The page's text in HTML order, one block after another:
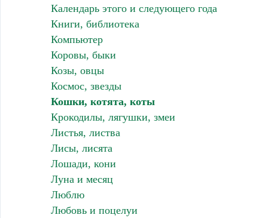
Календарь этого и следующего года
Книги, библиотека
Компьютер
Коровы, быки
Козы, овцы
Космос, звезды
Кошки, котята, коты
Крокодилы, лягушки, змеи
Листья, листва
Лисы, лисята
Лошади, кони
Луна и месяц
Люблю
Любовь и поцелуи